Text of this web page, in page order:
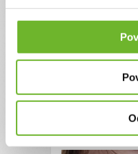
dievčatko
Pomôžte Nelke
Chcem vedieť